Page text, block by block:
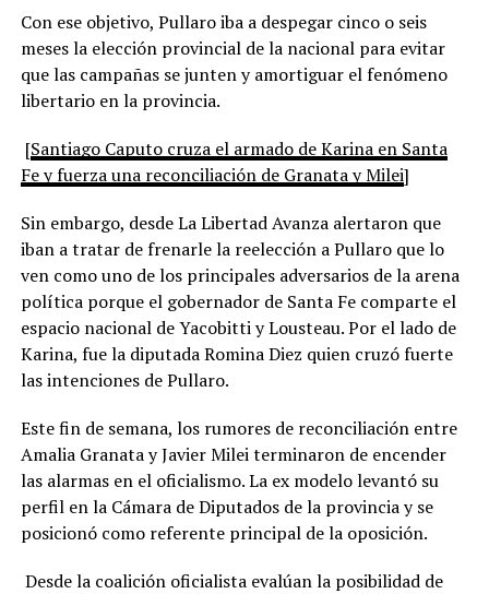
Con ese objetivo, Pullaro iba a despegar cinco o seis
meses la elección provincial de la nacional para evitar
que las campañas se junten y amortiguar el fenómeno
libertario en la provincia.
[Santiago Caputo cruza el armado de Karina en Santa
Fe y fuerza una reconciliación de Granata y Milei]
Sin embargo, desde La Libertad Avanza alertaron que
iban a tratar de frenarle la reelección a Pullaro que lo
ven como uno de los principales adversarios de la arena
política porque el gobernador de Santa Fe comparte el
espacio nacional de Yacobitti y Lousteau. Por el lado de
Karina, fue la diputada Romina Diez quien cruzó fuerte
las intenciones de Pullaro.
Este fin de semana, los rumores de reconciliación entre
Amalia Granata y Javier Milei terminaron de encender
las alarmas en el oficialismo. La ex modelo levantó su
perfil en la Cámara de Diputados de la provincia y se
posicionó como referente principal de la oposición.
Desde la coalición oficialista evalúan la posibilidad de